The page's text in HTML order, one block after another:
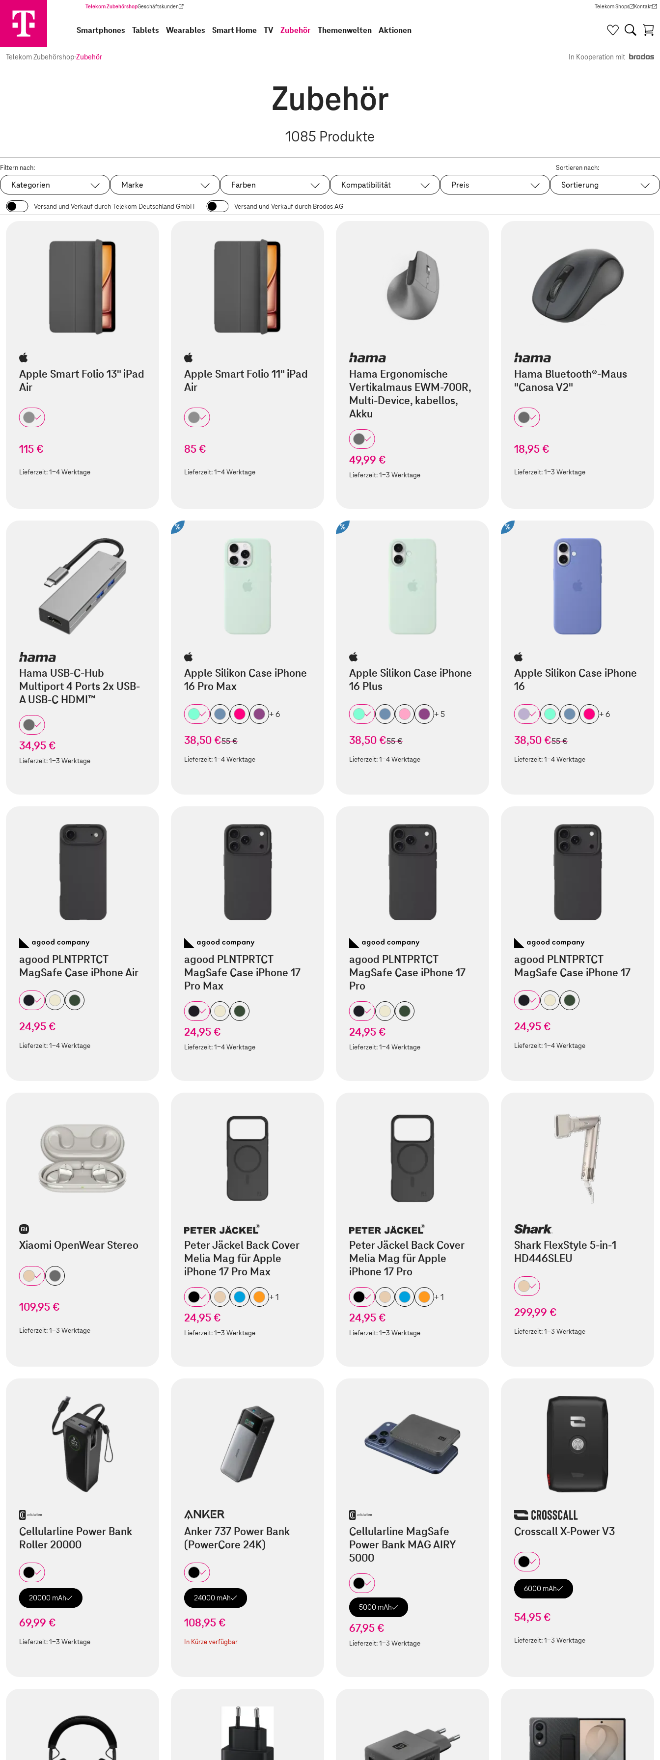
Telekom ZubehörshopGeschäftskunden
(Wird in einem neuen Tab geöffnet) Telekom Shops
(Wird in einem neuen Tab
Kontakt
(Wird in
Smartphones Tablets Wearables Smart Home TV Zubehör Themenwelten Aktionen
Telekom Zubehörshop·Zubehör In Kooperation mit
Zubehör
1085 Produkte
Filtern nach:
Kategorien Marke Farben Kompatibilität Preis
Sortieren nach:
Sortierung
Versand und Verkauf durch Telekom Deutschland GmbH Versand und Verkauf durch Brodos AG
Apple Smart Folio 13" iPad
Air
115 €
Lieferzeit:1-4 Werktage
Apple Smart Folio 11" iPad
Air
85 €
Lieferzeit:1-4 Werktage
Hama Ergonomische
Vertikalmaus EWM-700R,
Multi-Device, kabellos,
Akku
49,99 €
Lieferzeit:1-3 Werktage
Hama Bluetooth®-Maus
"Canosa V2"
18,95 €
Lieferzeit:1-3 Werktage
Hama USB-C-Hub
Multiport 4 Ports 2x USB-
A USB-C HDMI™
34,95 €
Lieferzeit:1-3 Werktage
%
Apple Silikon Case iPhone
16 Pro Max
+ 6
38,50 €statt
55 €
Lieferzeit:1-4 Werktage
%
Apple Silikon Case iPhone
16 Plus
+ 5
38,50 €statt
55 €
Lieferzeit:1-4 Werktage
%
Apple Silikon Case iPhone
16
+ 6
38,50 €statt
55 €
Lieferzeit:1-4 Werktage
agood PLNTPRTCT
MagSafe Case iPhone Air
24,95 €
Lieferzeit:1-4 Werktage
agood PLNTPRTCT
MagSafe Case iPhone 17
Pro Max
24,95 €
Lieferzeit:1-4 Werktage
agood PLNTPRTCT
MagSafe Case iPhone 17
Pro
24,95 €
Lieferzeit:1-4 Werktage
agood PLNTPRTCT
MagSafe Case iPhone 17
24,95 €
Lieferzeit:1-4 Werktage
Xiaomi OpenWear Stereo
109,95 €
Lieferzeit:1-3 Werktage
Peter Jäckel Back Cover
Melia Mag für Apple
iPhone 17 Pro Max
+ 1
24,95 €
Lieferzeit:1-3 Werktage
Peter Jäckel Back Cover
Melia Mag für Apple
iPhone 17 Pro
+ 1
24,95 €
Lieferzeit:1-3 Werktage
Shark FlexStyle 5-in-1
HD446SLEU
299,99 €
Lieferzeit:1-3 Werktage
Cellularline Power Bank
Roller 20000
20000 mAh
69,99 €
Lieferzeit:1-3 Werktage
Anker 737 Power Bank
(PowerCore 24K)
24000 mAh
108,95 €
In Kürze verfügbar
Cellularline MagSafe
Power Bank MAG AIRY
5000
5000 mAh
67,95 €
Lieferzeit:1-3 Werktage
Crosscall X-Power V3
6000 mAh
54,95 €
Lieferzeit:1-3 Werktage